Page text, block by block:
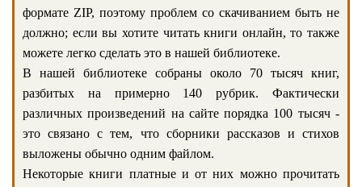
формате ZIP, поэтому проблем со скачиванием быть не
должно; если вы хотите читать книги онлайн, то также
можете легко сделать это в нашей библиотеке.
В нашей библиотеке собраны около 70 тысяч книг,
разбитых на примерно 140 рубрик. Фактически
различных произведений на сайте порядка 100 тысяч -
это связано с тем, что сборники рассказов и стихов
выложены обычно одним файлом.
Некоторые книги платные и от них можно прочитать